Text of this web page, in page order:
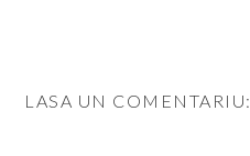
LASA UN COMENTARIU: